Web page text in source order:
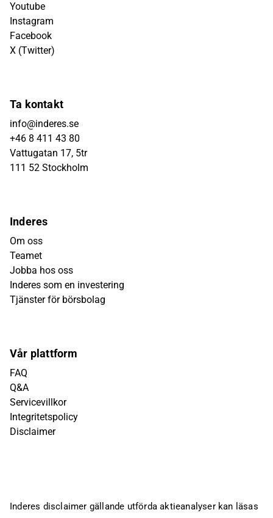
Youtube
Instagram
Facebook
X (Twitter)
Ta kontakt
info@inderes.se
+46 8 411 43 80
Vattugatan 17, 5tr
111 52 Stockholm
Inderes
Om oss
Teamet
Jobba hos oss
Inderes som en investering
Tjänster för börsbolag
Vår plattform
FAQ
Q&A
Servicevillkor
Integritetspolicy
Disclaimer
Inderes disclaimer gällande utförda aktieanalyser kan läsas